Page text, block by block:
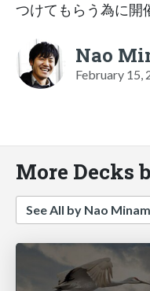
つけてもらう為に開
Nao
February 15,
More Decks
See All by Nao